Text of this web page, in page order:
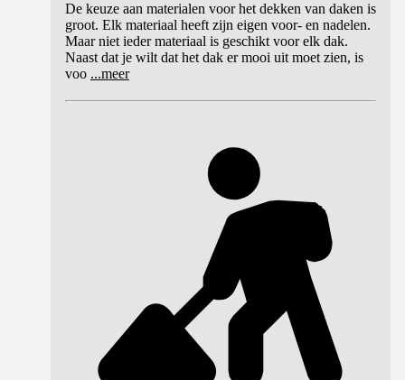
De keuze aan materialen voor het dekken van daken is
groot. Elk materiaal heeft zijn eigen voor- en nadelen.
Maar niet ieder materiaal is geschikt voor elk dak.
Naast dat je wilt dat het dak er mooi uit moet zien, is
voo ...meer